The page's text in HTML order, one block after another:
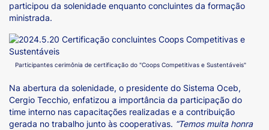
participou da solenidade enquanto concluintes da formação
ministrada.
Participantes cerimônia de certificação do "Coops Competitivas e Sustentáveis"
Na abertura da solenidade, o presidente do Sistema Oceb,
Cergio Tecchio, enfatizou a importância da participação do
time interno nas capacitações realizadas e a contribuição
gerada no trabalho junto às cooperativas. “Temos muita honra